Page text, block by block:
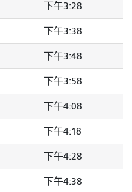
下午3:28
下午3:38
下午3:48
下午3:58
下午4:08
下午4:18
下午4:28
下午4:38